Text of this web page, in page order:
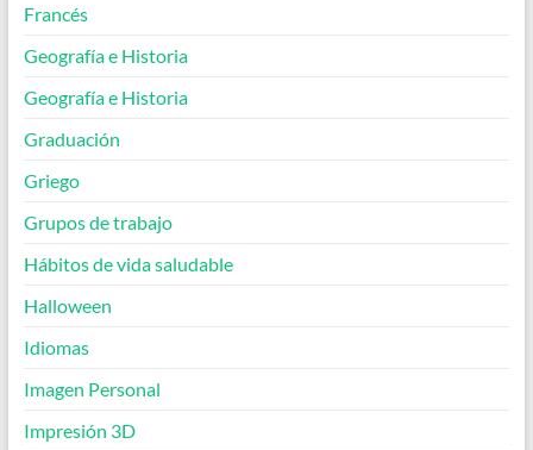
Francés
Geografía e Historia
Geografía e Historia
Graduación
Griego
Grupos de trabajo
Hábitos de vida saludable
Halloween
Idiomas
Imagen Personal
Impresión 3D